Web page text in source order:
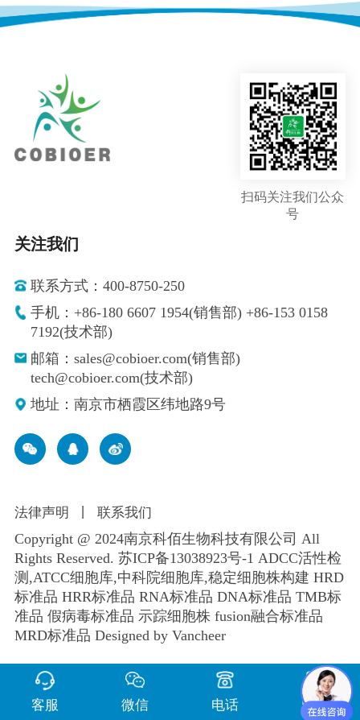
扫码关注我们公众
号
关注我们
联系方式：400-8750-250
手机：+86-180 6607 1954(销售部) +86-153 0158
7192(技术部)
邮箱：sales@cobioer.com(销售部)
tech@cobioer.com(技术部)
地址：南京市栖霞区纬地路9号
法律声明 联系我们
Copyright @ 2024南京科佰生物科技有限公司 All
Rights Reserved. 苏ICP备13038923号-1 ADCC活性检
测,ATCC细胞库,中科院细胞库,稳定细胞株构建 HRD
标准品 HRR标准品 RNA标准品 DNA标准品 TMB标
准品 假病毒标准品 示踪细胞株 fusion融合标准品
MRD标准品 Designed by Vancheer
客服 微信 电话 留言